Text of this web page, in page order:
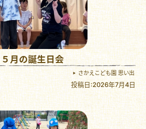
５月の誕生日会
さかえこども園 思い出
投稿日:2026年7月4日